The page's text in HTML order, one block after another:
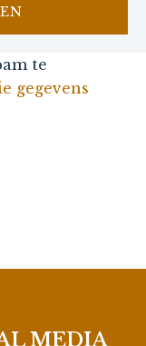
te
gegevens
MEDIA